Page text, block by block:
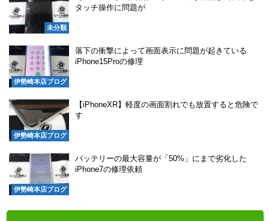
未分類
タッチ操作に問題が
伊勢崎本店ブログ
落下の衝撃によって画面表示に問題が起きている
iPhone15Proの修理
伊勢崎本店ブログ
【iPhoneXR】軽度の画面割れでも放置すると危険で
す
伊勢崎本店ブログ
バッテリーの最大容量が「50%」にまで劣化した
iPhone7の修理依頼